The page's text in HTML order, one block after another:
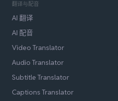
翻译与配音
AI 翻译
AI 配音
Video Translator
Audio Translator
Subtitle Translator
Captions Translator